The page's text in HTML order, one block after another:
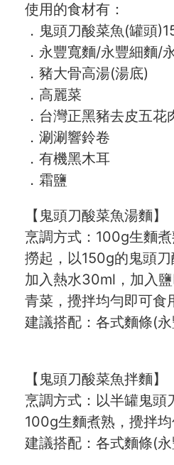
使用的食材有：
．鬼頭刀酸菜魚(罐頭
．永豐寬麵/永豐細麵/
．豬大骨高湯(湯底)
．高麗菜
．台灣正黑豬去皮五花
．涮涮響鈴卷
．有機黑木耳
．霜鹽
【鬼頭刀酸菜魚湯麵】
烹調方式：100g生麵
撈起，以150g的鬼頭
加入熱水30ml，加入
青菜，攪拌均勻即可食
建議搭配：各式麵條(永
【鬼頭刀酸菜魚拌麵】
烹調方式：以半罐鬼頭
100g生麵煮熟，攪拌均
建議搭配：各式麵條(永